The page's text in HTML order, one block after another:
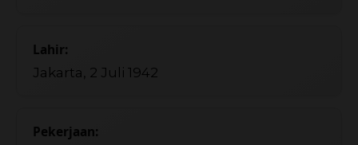
Lahir:
Jakarta, 2 Juli 1942
Pekerjaan: